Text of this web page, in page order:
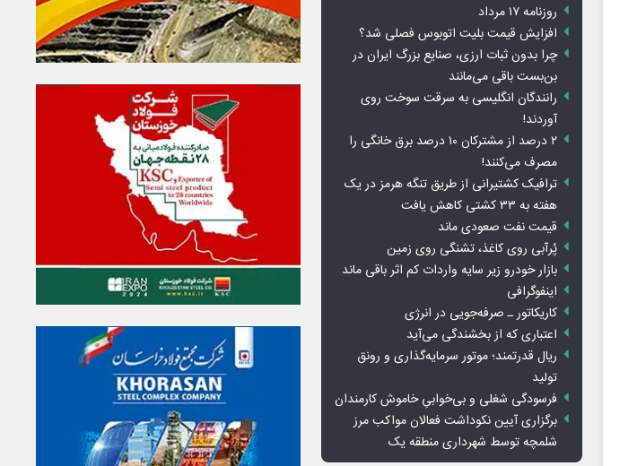
روزنامه ۱۷ مرداد
افزایش قیمت بلیت اتوبوس فصلی شد؟
چرا بدون ثبات ارزی، صنایع بزرگ ایران در
بن‌بست باقی می‌مانند
رانندگان انگلیسی به سرقت سوخت روی
آوردند!
۲ درصد از مشترکان ۱۰ درصد برق خانگی را
مصرف می‌کنند!
ترافیک کشتیرانی از طریق تنگه هرمز در یک
هفته به ۳۳ کشتی کاهش یافت
قیمت نفت صعودی ماند
پُرآبی روی کاغذ، تشنگی روی زمین
بازار خودرو زیر سایه واردات کم اثر باقی ماند
اینفوگرافی
کاریکاتور ـ صرفه‌جویی در انرژی
اعتباری که از بخشندگی می‌آید
ریال قدرتمند؛ موتور سرمایه‌گذاری و رونق
تولید
فرسودگی شغلی و بی‌خوابیِ خاموش کارمندان
برگزاری آیین نکوداشت فعالان مواکب مرز
شلمچه توسط شهرداری منطقه یک